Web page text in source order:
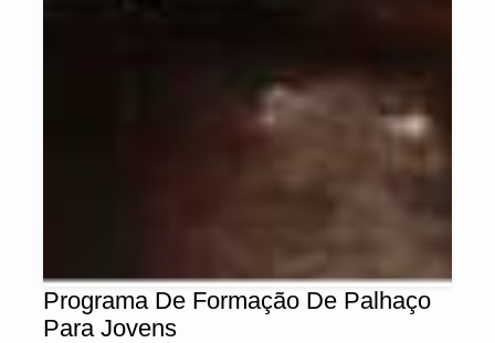
Programa De Formação De Palhaço
Para Jovens